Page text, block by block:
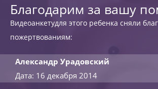
Благодарим за вашу
Видеоанкетудля этого ребенка сняли
пожертвованиям:
Александр Урадовский
Дата: 16 декабря 2014